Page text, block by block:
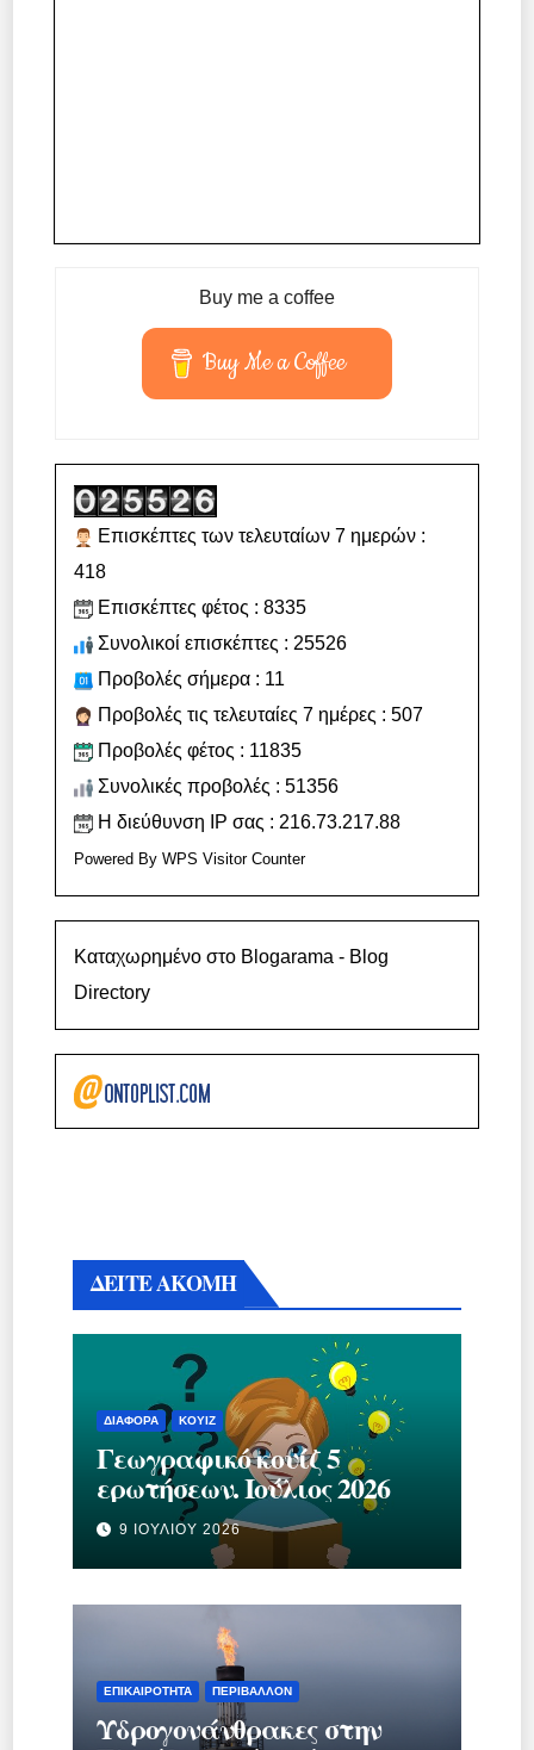
Buy me a coffee
Buy Me a Coffee
Επισκέπτες των τελευταίων 7 ημερών :
418
Επισκέπτες φέτος : 8335
Συνολικοί επισκέπτες : 25526
Προβολές σήμερα : 11
Προβολές τις τελευταίες 7 ημέρες : 507
Προβολές φέτος : 11835
Συνολικές προβολές : 51356
Η διεύθυνση IP σας : 216.73.217.88
Powered ByWPS Visitor Counter
Καταχωρημένο στο Blogarama - Blog
Directory
ΔΕΙΤΕ ΑΚΟΜΗ
ΔΙΆΦΟΡΑ ΚΟΥΊΖ
Γεωγραφικό κουίζ 5
ερωτήσεων. Ιούλιος 2026
9 ΙΟΥΛΊΟΥ 2026
ΕΠΙΚΑΙΡΌΤΗΤΑ ΠΕΡΙΒΆΛΛΟΝ
Υδρογονάνθρακες στην